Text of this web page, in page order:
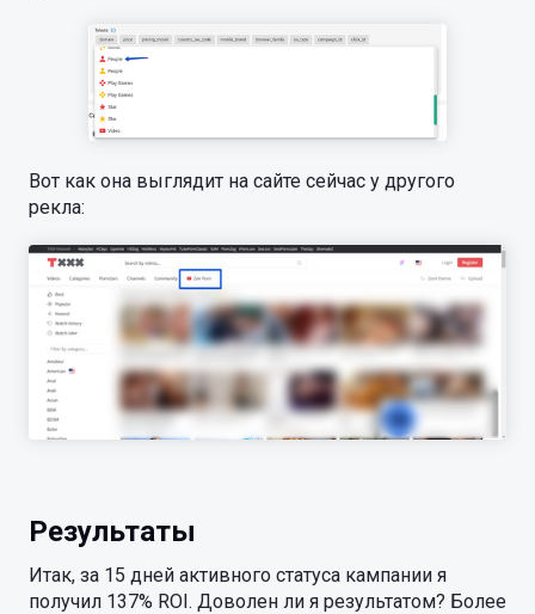
Вот как она выглядит на сайте сейчас у другого
рекла:
Результаты
Итак, за 15 дней активного статуса кампании я
получил 137% ROI. Доволен ли я результатом? Более